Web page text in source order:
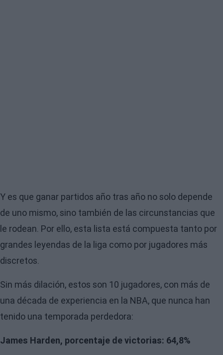
Y es que ganar partidos año tras año no solo depende
de uno mismo, sino también de las circunstancias que
le rodean. Por ello, esta lista está compuesta tanto por
grandes leyendas de la liga como por jugadores más
discretos.
Sin más dilación, estos son 10 jugadores, con más de
una década de experiencia en la NBA, que nunca han
tenido una temporada perdedora:
James Harden, porcentaje de victorias: 64,8%